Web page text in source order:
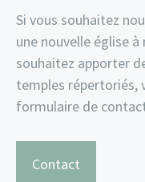
Si vous souhaitez
une nouvelle église
souhaitez apporter
temples répertoriés,
formulaire de
Contact